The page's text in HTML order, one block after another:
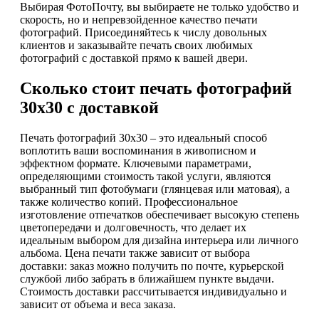
Выбирая ФотоПочту, вы выбираете не только удобство и
скорость, но и непревзойденное качество печати
фотографий. Присоединяйтесь к числу довольных
клиентов и заказывайте печать своих любимых
фотографий с доставкой прямо к вашей двери.
Сколько стоит печать фотографий
30х30 с доставкой
Печать фотографий 30х30 – это идеальный способ
воплотить ваши воспоминания в живописном и
эффектном формате. Ключевыми параметрами,
определяющими стоимость такой услуги, являются
выбранный тип фотобумаги (глянцевая или матовая), а
также количество копий. Профессиональное
изготовление отпечатков обеспечивает высокую степень
цветопередачи и долговечность, что делает их
идеальным выбором для дизайна интерьера или личного
альбома. Цена печати также зависит от выбора
доставки: заказ можно получить по почте, курьерской
службой либо забрать в ближайшем пункте выдачи.
Стоимость доставки рассчитывается индивидуально и
зависит от объема и веса заказа.